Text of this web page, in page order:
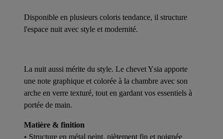
Disponible en plusieurs coloris tendance, il structure
l'espace nuit avec style et modernité.
La nuit aussi mérite du style. Le chevet Ysia apporte
une note graphique et colorée à la chambre avec son
arche en verre texturé, tout en gardant vos essentiels à
portée de main.
Matière & finition
• Structure en métal peint, piètement fin et poignée